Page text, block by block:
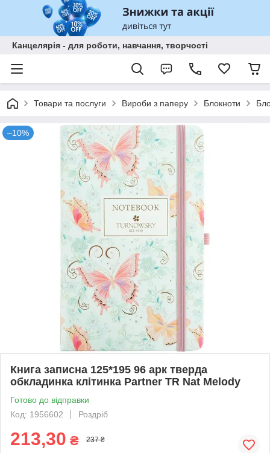
Канцелярія - для роботи, навчання, творчості
Товари та послуги Вироби з паперу Блокноти
–10%
Книга записна 125*195 96 арк тверда
обкладинка клітинка Partner TR Nat Melody
Готово до відправки
Код: 1956602
Роздріб
213,30 ₴ 237 ₴